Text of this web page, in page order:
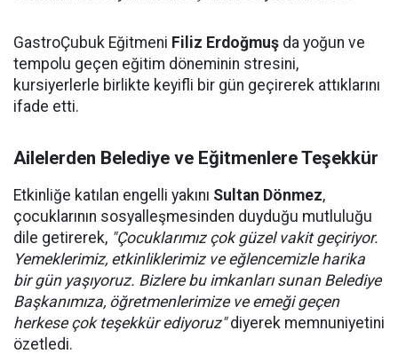
GastroÇubuk Eğitmeni Filiz Erdoğmuş da yoğun ve
tempolu geçen eğitim döneminin stresini,
kursiyerlerle birlikte keyifli bir gün geçirerek attıklarını
ifade etti.
Ailelerden Belediye ve Eğitmenlere Teşekkür
Etkinliğe katılan engelli yakını Sultan Dönmez,
çocuklarının sosyalleşmesinden duyduğu mutluluğu
dile getirerek, "Çocuklarımız çok güzel vakit geçiriyor.
Yemeklerimiz, etkinliklerimiz ve eğlencemizle harika
bir gün yaşıyoruz. Bizlere bu imkanları sunan Belediye
Başkanımıza, öğretmenlerimize ve emeği geçen
herkese çok teşekkür ediyoruz"diyerek memnuniyetini
özetledi.